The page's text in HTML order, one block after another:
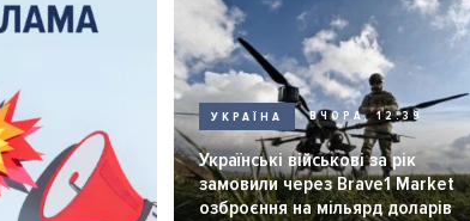
УКРАЇНА ВЧОРА, 12:39
Українські військові за рік
замовили через Brave1 Market
озброєння на мільярд доларів